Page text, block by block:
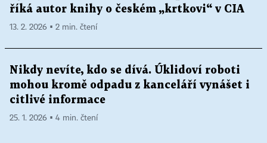
říká autor knihy o českém „krtkovi“ v CIA
13. 2. 2026 ▪ 2 min. čtení
Nikdy nevíte, kdo se dívá. Úklidoví roboti
mohou kromě odpadu z kanceláří vynášet i
citlivé informace
25. 1. 2026 ▪ 4 min. čtení